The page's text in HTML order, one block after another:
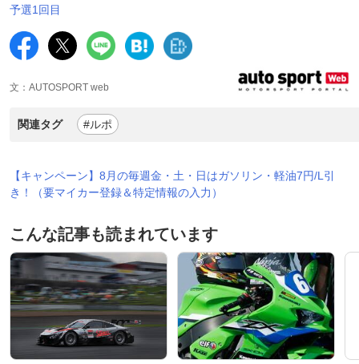
予選1回目
文：AUTOSPORT web
関連タグ #ルポ
【キャンペーン】8月の毎週金・土・日はガソリン・軽油7円/L引
き！（要マイカー登録＆特定情報の入力）
こんな記事も読まれています